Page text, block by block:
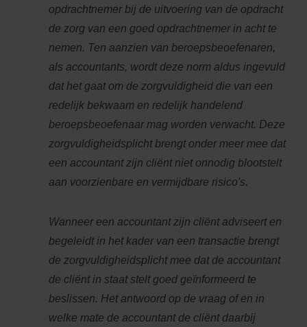
opdrachtnemer bij de uitvoering van de opdracht
de zorg van een goed opdrachtnemer in acht te
nemen. Ten aanzien van beroepsbeoefenaren,
als accountants, wordt deze norm aldus ingevuld
dat het gaat om de zorgvuldigheid die van een
redelijk bekwaam en redelijk handelend
beroepsbeoefenaar mag worden verwacht. Deze
zorgvuldigheidsplicht brengt onder meer mee dat
een accountant zijn cliënt niet onnodig blootstelt
aan voorzienbare en vermijdbare risico's.
Wanneer een accountant zijn cliënt adviseert en
begeleidt in het kader van een transactie brengt
de zorgvuldigheidsplicht mee dat de accountant
de cliënt in staat stelt goed geïnformeerd te
beslissen. Het antwoord op de vraag of en in
welke mate de accountant de cliënt daarbij